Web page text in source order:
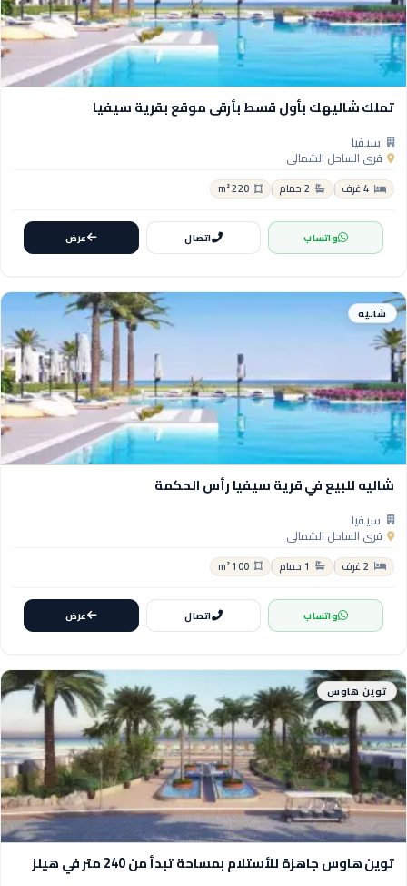
تملك شاليهك بأول قسط بأرقى موقع بقرية سيفيا
سيفيا
قرى الساحل الشمالي
4 غرف 2 حمام 220 m²
واتساب اتصال عرض
شاليه
شاليه للبيع في قرية سيفيا رأس الحكمة
سيفيا
قرى الساحل الشمالي
2 غرف 1 حمام 100 m²
واتساب اتصال عرض
توين هاوس
توين هاوس جاهزة للأستلام بمساحة تبدأ من 240 متر في هيلز